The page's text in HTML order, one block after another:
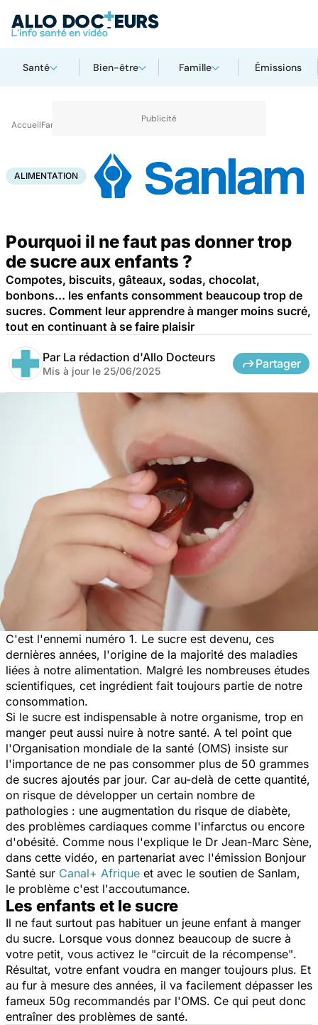
Santé Bien-être Famille Émissions
AccueilFamille Alimentation
ALIMENTATION
Pourquoi il ne faut pas donner trop
de sucre aux enfants ?
Compotes, biscuits, gâteaux, sodas, chocolat,
bonbons... les enfants consomment beaucoup trop de
sucres. Comment leur apprendre à manger moins sucré,
tout en continuant à se faire plaisir
Par La rédaction d'Allo Docteurs
Mis à jour le 25/06/2025
Partager
C'est l'ennemi numéro 1. Le sucre est devenu, ces
dernières années, l'origine de la majorité des maladies
liées à notre alimentation. Malgré les nombreuses études
scientifiques, cet ingrédient fait toujours partie de notre
consommation.
Si le sucre est indispensable à notre organisme, trop en
manger peut aussi nuire à notre santé. A tel point que
l'Organisation mondiale de la santé (OMS) insiste sur
l'importance de ne pas consommer plus de 50 grammes
de sucres ajoutés par jour. Car au-delà de cette quantité,
on risque de développer un certain nombre de
pathologies : une augmentation du risque de diabète,
des problèmes cardiaques comme l'infarctus ou encore
d'obésité. Comme nous l'explique le Dr Jean-Marc Sène,
dans cette vidéo, en partenariat avec l'émission Bonjour
Santé sur Canal+ Afrique et avec le soutien de Sanlam,
le problème c'est l'accoutumance.
Les enfants et le sucre
Il ne faut surtout pas habituer un jeune enfant à manger
du sucre. Lorsque vous donnez beaucoup de sucre à
votre petit, vous activez le "circuit de la récompense".
Résultat, votre enfant voudra en manger toujours plus. Et
au fur à mesure des années, il va facilement dépasser les
fameux 50g recommandés par l'OMS. Ce qui peut donc
entraîner des problèmes de santé.